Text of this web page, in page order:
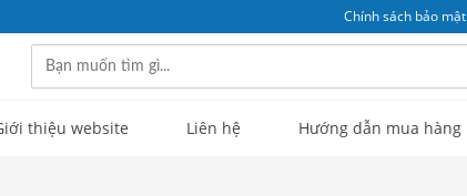
Chính sách bảo mật
thiệu website Liên hệ Hướng dẫn mua hàng